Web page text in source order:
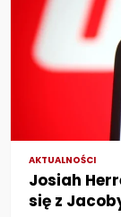
AKTUALNOŚCI
Josiah
się z